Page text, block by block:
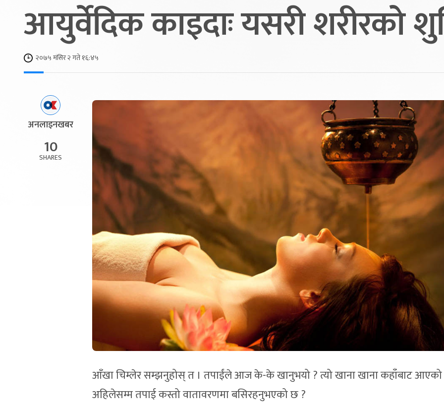
आयुर्वेदिक काइदाः यसरी शरीरको
२०७५ मंसिर २ गते १६:४५
अनलाइनखबर
10
SHARES
आँखा चिम्लेर सम्झनुहोस् त । तपाईंले आज के-के खानुभयो ? त्यो खाना खाना कहाँबाट आएको
अहिलेसम्म तपाई कस्तो वातावरणमा बसिरहनुभएको छ ?